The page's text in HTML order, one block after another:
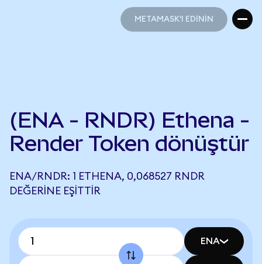
METAMASK'I EDİNİN
(ENA - RNDR) Ethena -
Render Token dönüştür
ENA/RNDR: 1 ETHENA, 0,068527 RNDR
DEĞERINE EŞITTIR
ENA